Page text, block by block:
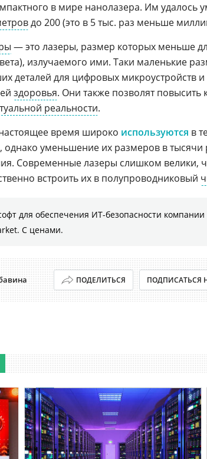
в мире нанолазера. Им удалось
до 200 (это в 5 тыс. раз меньше
— это лазеры, размер которых меньше
излучаемого ими. Таки маленькие
деталей для цифровых микроустройств
здоровья. Они также позволят повысить
реальности.
время широко используются в
однако уменьшение их размеров в тысячи
Современные лазеры слишком велики,
встроить их в полупроводниковый
для обеспечения ИТ-безопасности
С ценами.
ПОДЕЛИТЬСЯ ПОДПИСАТЬСЯ